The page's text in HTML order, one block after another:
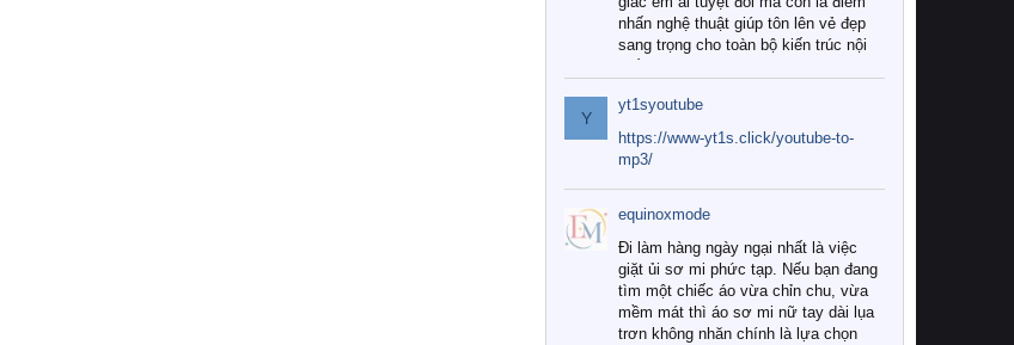
nhấn nghệ thuật giúp tôn lên vẻ đẹp
sang trọng cho toàn bộ kiến trúc nội
Tuy nhiên, giữa thị trường đa dạng
với vô vàn thương hiệu và mẫu mã
như hiện nay, làm thế nào để chọn
được những bộ chăn ga gối đệm cao
cấp thực sự chất lượng, phù hợp với
khí hậu và nhu cầu sử dụng của gia
đình? Hãy cùng chúng tôi đi tìm lời
giải đáp chi tiết qua bài viết dưới đây.
1. Tại sao các gia đình hiện đại lại ưa
chuộng chăn ga gối đệm cao cấp?
Y
yt1syoutube
https://www-yt1s.click/youtube-to-
mp3/
equinoxmode
Đi làm hàng ngày ngại nhất là việc
giặt ủi sơ mi phức tạp. Nếu bạn đang
tìm một chiếc áo vừa chỉn chu, vừa
mềm mát thì áo sơ mi nữ tay dài lụa
trơn không nhăn chính là lựa chọn